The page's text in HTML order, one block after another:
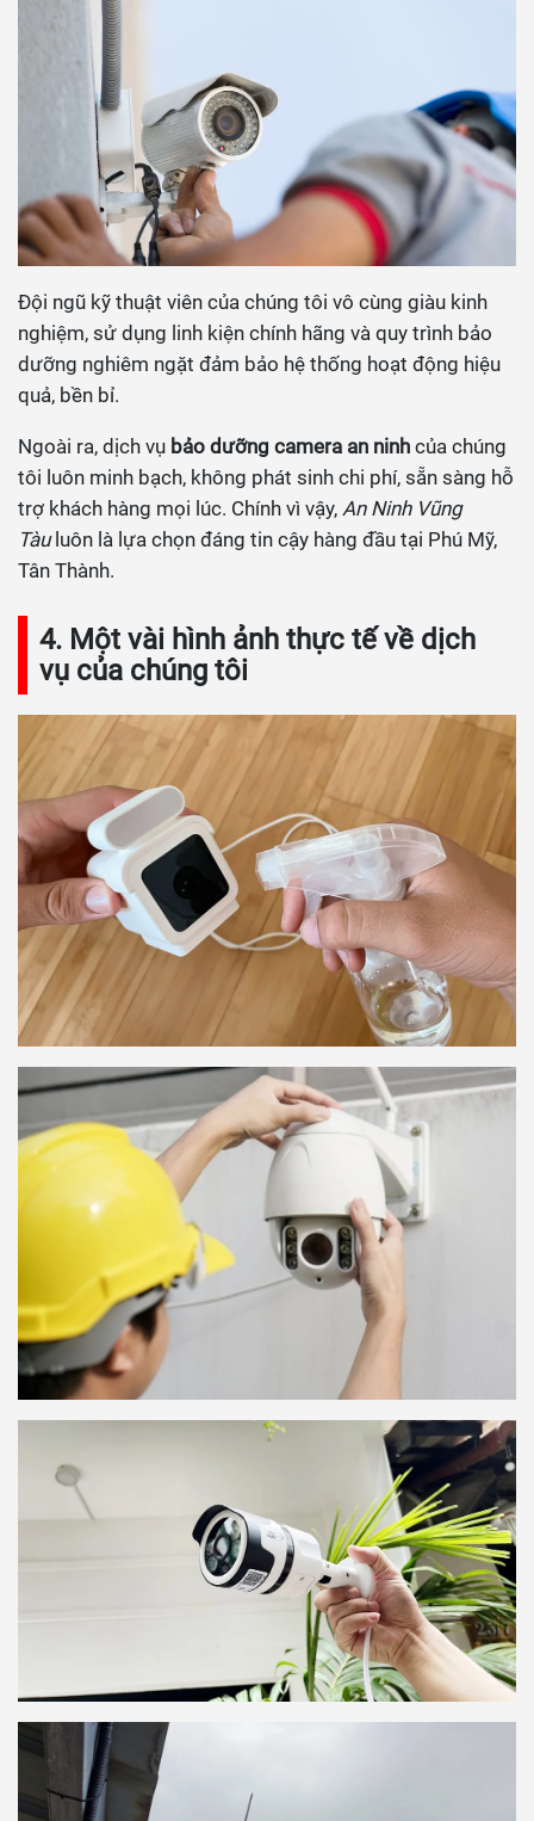
Đội ngũ kỹ thuật viên của chúng tôi vô cùng giàu kinh
nghiệm, sử dụng linh kiện chính hãng và quy trình bảo
dưỡng nghiêm ngặt đảm bảo hệ thống hoạt động hiệu
quả, bền bỉ.
Ngoài ra, dịch vụ bảo dưỡng camera an ninh của chúng
tôi luôn minh bạch, không phát sinh chi phí, sẵn sàng hỗ
trợ khách hàng mọi lúc. Chính vì vậy, An Ninh Vũng
Tàuluôn là lựa chọn đáng tin cậy hàng đầu tại Phú Mỹ,
Tân Thành.
4. Một vài hình ảnh thực tế về dịch
vụ của chúng tôi